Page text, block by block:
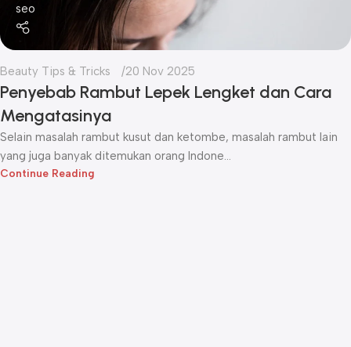
seo
Beauty Tips & Tricks 20 Nov 2025
Penyebab Rambut Lepek Lengket dan Cara
Mengatasinya
Selain masalah rambut kusut dan ketombe, masalah rambut lain
yang juga banyak ditemukan orang Indone...
Continue Reading